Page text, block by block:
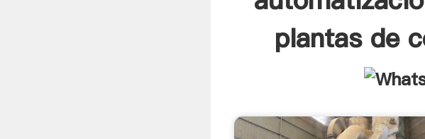
plantas de